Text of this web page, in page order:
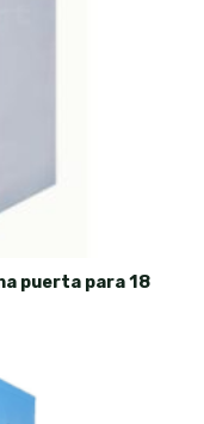
puerta para 18